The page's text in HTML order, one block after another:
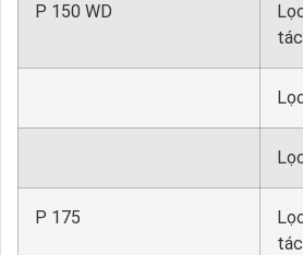
P 150 WD
P 175